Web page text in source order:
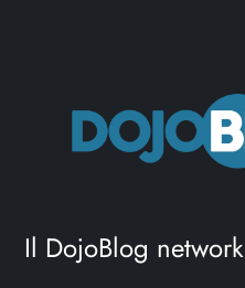
Il DojoBlog network